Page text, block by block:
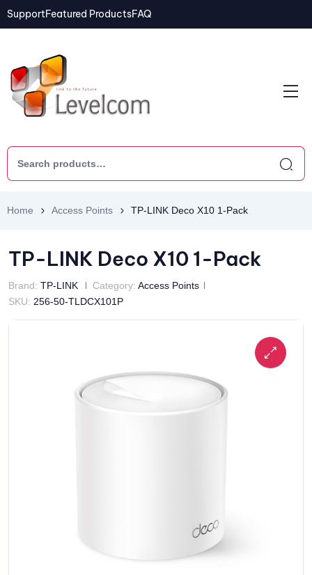
SupportFeatured ProductsFAQ
Home Access Points TP-LINK Deco X10 1-Pack
TP-LINK Deco X10 1-Pack
Brand: TP-LINK Category: Access Points
SKU: 256-50-TLDCX101P